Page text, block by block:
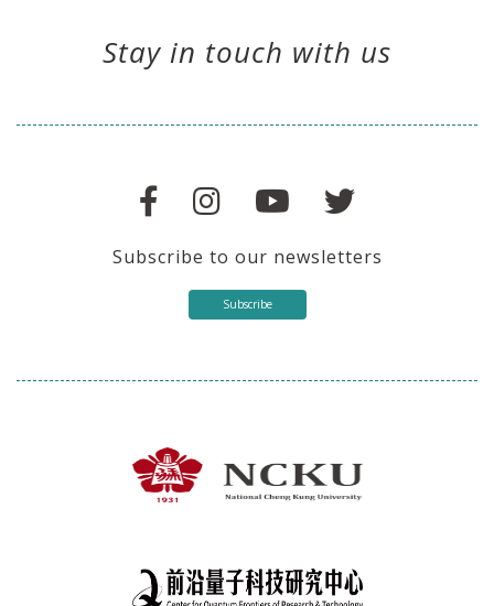
Stay in touch with us
Subscribe to our newsletters
Subscribe